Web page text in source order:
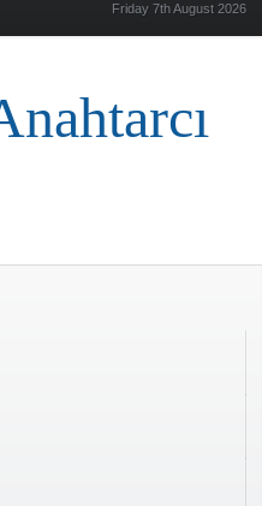
Friday 7th August 2026